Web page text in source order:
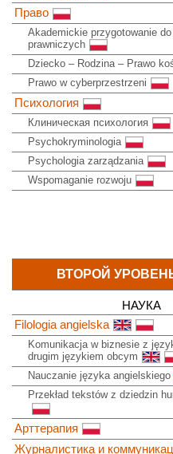
Право
Akademickie przygotowanie
prawniczych
Dziecko – Rodzina – Prawo
Prawo w cyberprzestrzeni
Психология
Клиническая психология
Psychokryminologia
Psychologia zarządzania
Wspomaganie rozwoju
ВТОРОЙ
НАУКА
Filologia angielska
Komunikacja w biznesie z
drugim językiem obcym
Nauczanie języka angielskiego
Przekład tekstów z dziedzin
Арттерапия
Журналистика и